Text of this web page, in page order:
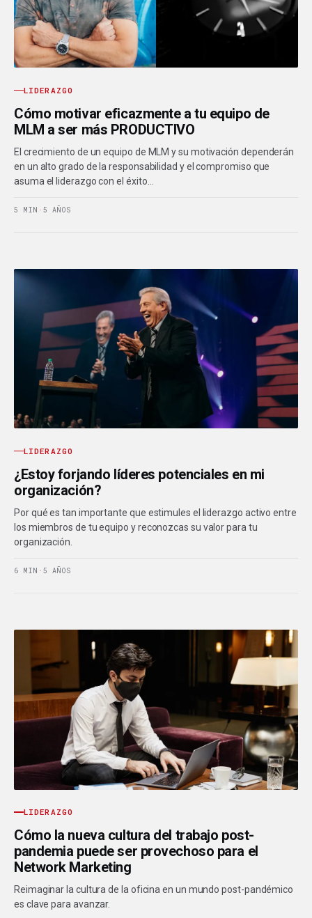
LIDERAZGO
Cómo motivar eficazmente a tu equipo de
MLM a ser más PRODUCTIVO
El crecimiento de un equipo de MLM y su motivación dependerán
en un alto grado de la responsabilidad y el compromiso que
asuma el liderazgo con el éxito…
5 MIN · 5 AÑOS
LIDERAZGO
¿Estoy forjando líderes potenciales en mi
organización?
Por qué es tan importante que estimules el liderazgo activo entre
los miembros de tu equipo y reconozcas su valor para tu
organización.
6 MIN · 5 AÑOS
LIDERAZGO
Cómo la nueva cultura del trabajo post-
pandemia puede ser provechoso para el
Network Marketing
Reimaginar la cultura de la oficina en un mundo post-pandémico
es clave para avanzar.